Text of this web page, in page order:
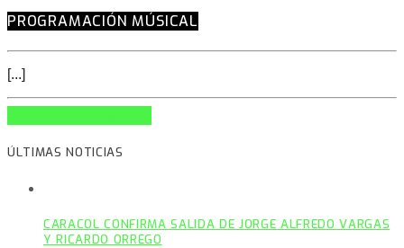
PROGRAMACIÓN MÚSICAL
[...]
ÚLTIMAS NOTICIAS
CARACOL CONFIRMA SALIDA DE JORGE ALFREDO VARGAS
Y RICARDO ORREGO